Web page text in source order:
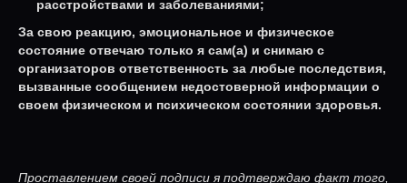
расстройствами и заболеваниями;
За свою реакцию, эмоциональное и физическое
состояние отвечаю только я сам(а) и снимаю с
организаторов ответственность за любые последствия,
вызванные сообщением недостоверной информации о
своем физическом и психическом состоянии здоровья.
Проставлением своей подписи я подтверждаю факт того,